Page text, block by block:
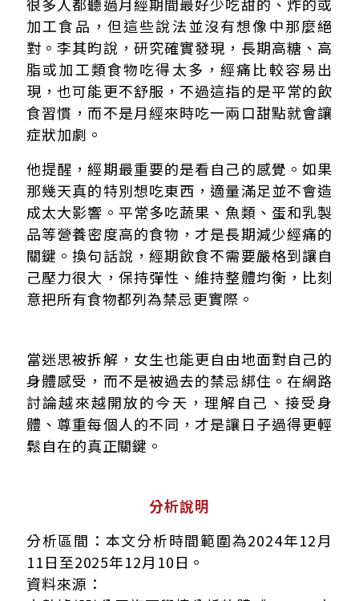
加工食品，但這些說法並沒有想像中那麼絕
對。李其昀說，研究確實發現，長期高糖、高
脂或加工類食物吃得太多，經痛比較容易出
現，也可能更不舒服，不過這指的是平常的飲
食習慣，而不是月經來時吃一兩口甜點就會讓
症狀加劇。
他提醒，經期最重要的是看自己的感覺。如果
那幾天真的特別想吃東西，適量滿足並不會造
成太大影響。平常多吃蔬果、魚類、蛋和乳製
品等營養密度高的食物，才是長期減少經痛的
關鍵。換句話說，經期飲食不需要嚴格到讓自
己壓力很大，保持彈性、維持整體均衡，比刻
意把所有食物都列為禁忌更實際。
當迷思被拆解，女生也能更自由地面對自己的
身體感受，而不是被過去的禁忌綁住。在網路
討論越來越開放的今天，理解自己、接受身
體、尊重每個人的不同，才是讓日子過得更輕
鬆自在的真正關鍵。
分析說明
分析區間：本文分析時間範圍為2024年12月
11日至2025年12月10日。
資料來源：